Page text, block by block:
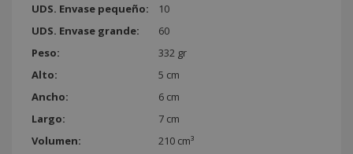
UDS. Envase pequeño:
10
UDS. Envase grande:
60
Peso:
332 gr
Alto:
5 cm
Ancho:
6 cm
Largo:
7 cm
Volumen:
210 cm³